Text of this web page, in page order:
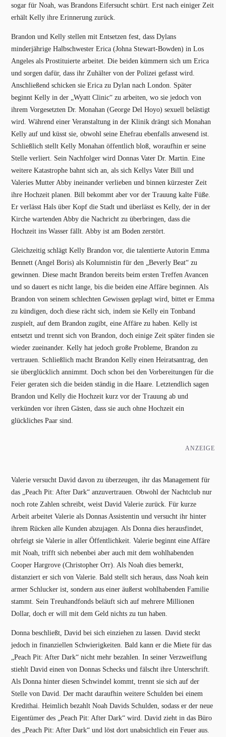
sogar für Noah, was Brandons Eifersucht schürt. Erst nach einiger Zeit
erhält Kelly ihre Erinnerung zurück.
Brandon und Kelly stellen mit Entsetzen fest, dass Dylans
minderjährige Halbschwester Erica (Johna Stewart-Bowden) in Los
Angeles als Prostituierte arbeitet. Die beiden kümmern sich um Erica
und sorgen dafür, dass ihr Zuhälter von der Polizei gefasst wird.
Anschließend schicken sie Erica zu Dylan nach London. Später
beginnt Kelly in der „Wyatt Clinic“ zu arbeiten, wo sie jedoch von
ihrem Vorgesetzten Dr. Monahan (George Del Hoyo) sexuell belästigt
wird. Während einer Veranstaltung in der Klinik drängt sich Monahan
Kelly auf und küsst sie, obwohl seine Ehefrau ebenfalls anwesend ist.
Schließlich stellt Kelly Monahan öffentlich bloß, woraufhin er seine
Stelle verliert. Sein Nachfolger wird Donnas Vater Dr. Martin. Eine
weitere Katastrophe bahnt sich an, als sich Kellys Vater Bill und
Valeries Mutter Abby ineinander verlieben und binnen kürzester Zeit
ihre Hochzeit planen. Bill bekommt aber vor der Trauung kalte Füße.
Er verlässt Hals über Kopf die Stadt und überlässt es Kelly, der in der
Kirche wartenden Abby die Nachricht zu überbringen, dass die
Hochzeit ins Wasser fällt. Abby ist am Boden zerstört.
Gleichzeitig schlägt Kelly Brandon vor, die talentierte Autorin Emma
Bennett (Angel Boris) als Kolumnistin für den „Beverly Beat“ zu
gewinnen. Diese macht Brandon bereits beim ersten Treffen Avancen
und so dauert es nicht lange, bis die beiden eine Affäre beginnen. Als
Brandon von seinem schlechten Gewissen geplagt wird, bittet er Emma
zu kündigen, doch diese rächt sich, indem sie Kelly ein Tonband
zuspielt, auf dem Brandon zugibt, eine Affäre zu haben. Kelly ist
entsetzt und trennt sich von Brandon, doch einige Zeit später finden sie
wieder zueinander. Kelly hat jedoch große Probleme, Brandon zu
vertrauen. Schließlich macht Brandon Kelly einen Heiratsantrag, den
sie überglücklich annimmt. Doch schon bei den Vorbereitungen für die
Feier geraten sich die beiden ständig in die Haare. Letztendlich sagen
Brandon und Kelly die Hochzeit kurz vor der Trauung ab und
verkünden vor ihren Gästen, dass sie auch ohne Hochzeit ein
glückliches Paar sind.
ANZEIGE
Valerie versucht David davon zu überzeugen, ihr das Management für
das „Peach Pit: After Dark“ anzuvertrauen. Obwohl der Nachtclub nur
noch rote Zahlen schreibt, weist David Valerie zurück. Für kurze
Arbeit arbeitet Valerie als Donnas Assistentin und versucht ihr hinter
ihrem Rücken alle Kunden abzujagen. Als Donna dies herausfindet,
ohrfeigt sie Valerie in aller Öffentlichkeit. Valerie beginnt eine Affäre
mit Noah, trifft sich nebenbei aber auch mit dem wohlhabenden
Cooper Hargrove (Christopher Orr). Als Noah dies bemerkt,
distanziert er sich von Valerie. Bald stellt sich heraus, dass Noah kein
armer Schlucker ist, sondern aus einer äußerst wohlhabenden Familie
stammt. Sein Treuhandfonds beläuft sich auf mehrere Millionen
Dollar, doch er will mit dem Geld nichts zu tun haben.
Donna beschließt, David bei sich einziehen zu lassen. David steckt
jedoch in finanziellen Schwierigkeiten. Bald kann er die Miete für das
„Peach Pit: After Dark“ nicht mehr bezahlen. In seiner Verzweiflung
stiehlt David einen von Donnas Schecks und fälscht ihre Unterschrift.
Als Donna hinter diesen Schwindel kommt, trennt sie sich auf der
Stelle von David. Der macht daraufhin weitere Schulden bei einem
Kredithai. Heimlich bezahlt Noah Davids Schulden, sodass er der neue
Eigentümer des „Peach Pit: After Dark“ wird. David zieht in das Büro
des „Peach Pit: After Dark“ und löst dort unabsichtlich ein Feuer aus.